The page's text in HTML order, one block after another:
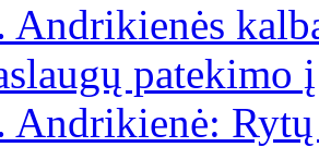
Andrikienės
Andrikienė: